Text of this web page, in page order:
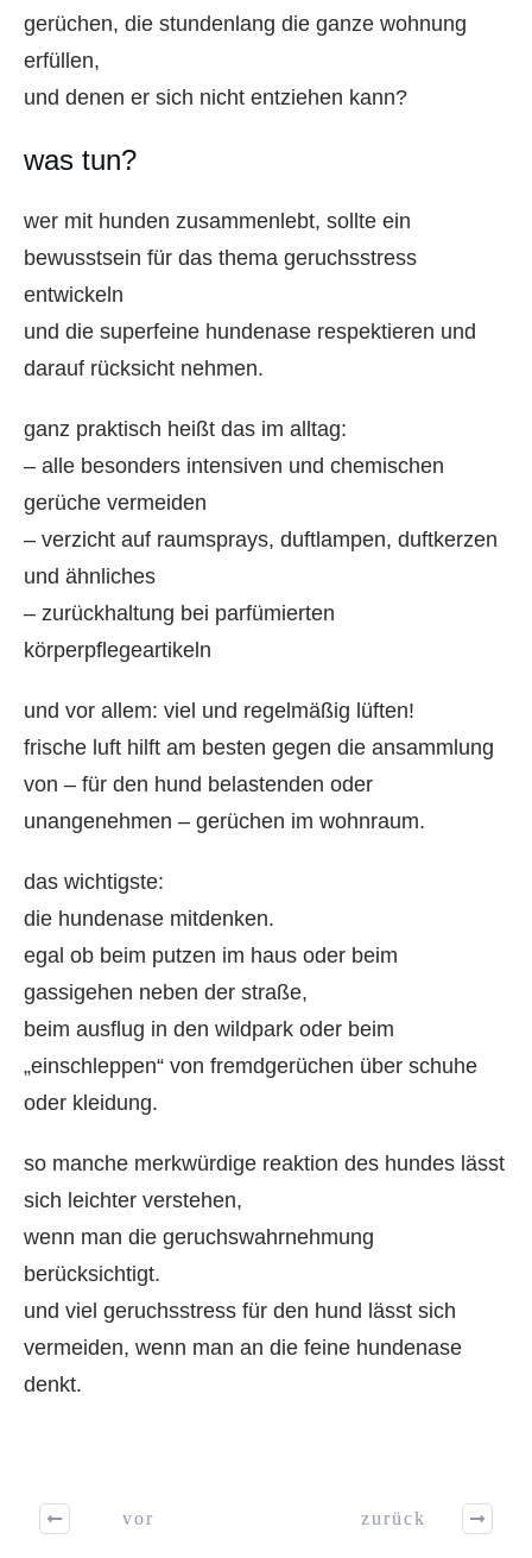
gerüchen, die stundenlang die ganze wohnung
erfüllen,
und denen er sich nicht entziehen kann?
was tun?
wer mit hunden zusammenlebt, sollte ein
bewusstsein für das thema geruchsstress
entwickeln
und die superfeine hundenase respektieren und
darauf rücksicht nehmen.
ganz praktisch heißt das im alltag:
– alle besonders intensiven und chemischen
gerüche vermeiden
– verzicht auf raumsprays, duftlampen, duftkerzen
und ähnliches
– zurückhaltung bei parfümierten
körperpflegeartikeln
und vor allem: viel und regelmäßig lüften!
frische luft hilft am besten gegen die ansammlung
von – für den hund belastenden oder
unangenehmen – gerüchen im wohnraum.
das wichtigste:
die hundenase mitdenken.
egal ob beim putzen im haus oder beim
gassigehen neben der straße,
beim ausflug in den wildpark oder beim
„einschleppen“ von fremdgerüchen über schuhe
oder kleidung.
so manche merkwürdige reaktion des hundes lässt
sich leichter verstehen,
wenn man die geruchswahrnehmung
berücksichtigt.
und viel geruchsstress für den hund lässt sich
vermeiden, wenn man an die feine hundenase
denkt.
vor zurück